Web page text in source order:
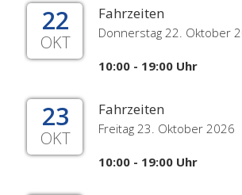
22
OKT
Fahrzeiten
Donnerstag 22. Oktober
10:00 - 19:00 Uhr
23
OKT
Fahrzeiten
Freitag 23. Oktober 2026
10:00 - 19:00 Uhr